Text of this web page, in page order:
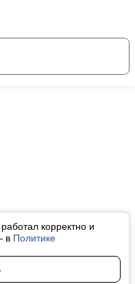
корректно и
в Политике